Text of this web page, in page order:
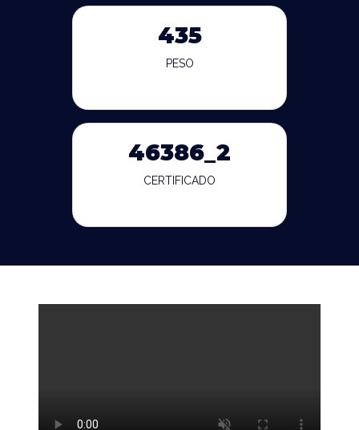
435
PESO
46386_2
CERTIFICADO